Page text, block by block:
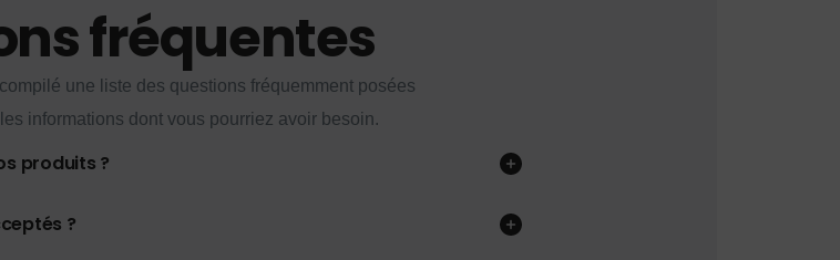
fréquentes
une liste des questions fréquemment posées
informations dont vous pourriez avoir besoin.
produits ?
?